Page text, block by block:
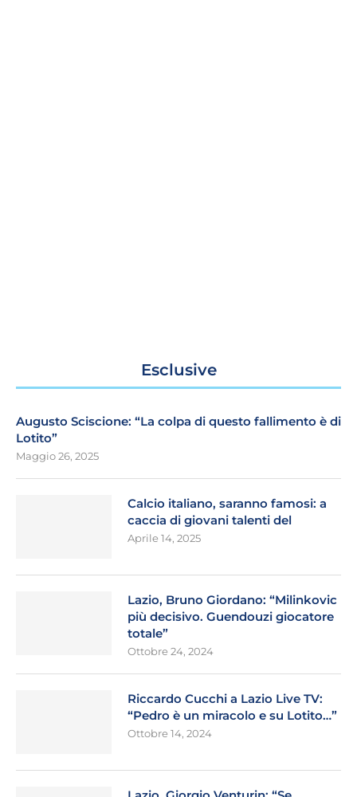
Esclusive
Augusto Sciscione: “La colpa di questo fallimento è di
Lotito”
Maggio 26, 2025
Calcio italiano, saranno famosi: a
caccia di giovani talenti del
Aprile 14, 2025
Lazio, Bruno Giordano: “Milinkovic
più decisivo. Guendouzi giocatore
totale”
Ottobre 24, 2024
Riccardo Cucchi a Lazio Live TV:
“Pedro è un miracolo e su Lotito…”
Ottobre 14, 2024